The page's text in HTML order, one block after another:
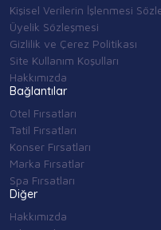
Kişisel Verilerin İşlenmesi
Üyelik Sözleşmesi
Gizlilik ve Çerez Politikası
Site Kullanım Koşulları
Hakkımızda
Bağlantılar
Otel Fırsatları
Tatil Fırsatları
Konser Fırsatları
Marka Fırsatlar
Spa Fırsatları
Diğer
Hakkımızda